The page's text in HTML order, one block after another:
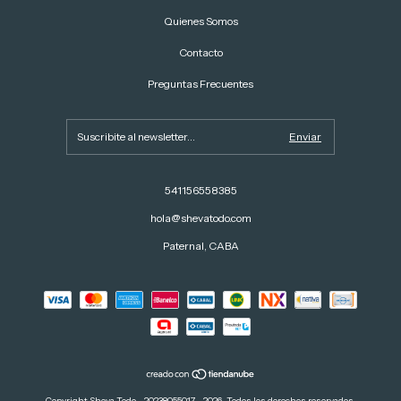
Quienes Somos
Contacto
Preguntas Frecuentes
541156558385
hola@shevatodo.com
Paternal, CABA